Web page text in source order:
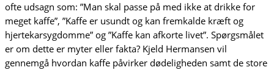
ofte udsagn som: ”Man skal passe på med ikke at drikke for
meget kaffe”, ”Kaffe er usundt og kan fremkalde kræft og
hjertekarsygdomme” og ”Kaffe kan afkorte livet”. Spørgsmålet
er om dette er myter eller fakta? Kjeld Hermansen vil
gennemgå hvordan kaffe påvirker dødeligheden samt de store